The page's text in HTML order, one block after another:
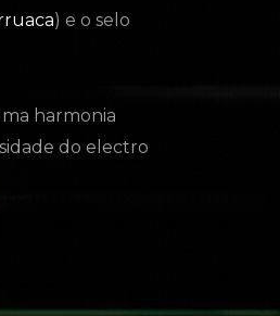
) e o selo
harmonia
do electro